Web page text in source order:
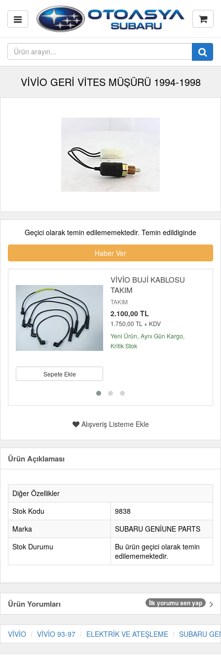
VİVİO GERİ VİTES MÜŞÜRÜ 1994-1998
Geçici olarak temin edilememektedir. Temin edildiginde
Haber Ver
Sepete Ekle
VİVİO BUJİ KABLOSU
TAKIM
TAKIM
2.100,00 TL
1.750,00 TL + KDV
Yeni Ürün Aynı Gün Kargo
Kritik Stok
Alışveriş Listeme Ekle
Ürün Açıklaması
Diğer Özellikler
Stok Kodu
9838
Marka
SUBARU GENİUNE PARTS
Stok Durumu
Bu ürün geçici olarak temin
edilememektedir.
Ürün Yorumları İlk yorumu sen yap
VİVİO VİVİO 93-97 ELEKTRİK VE ATEŞLEME SUBARU